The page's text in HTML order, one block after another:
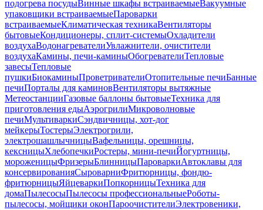
подогрева посудыВинные шкафы встраиваемыеВакуумные
упаковщики встраиваемыеПароварки
встраиваемыеКлиматическая техникаВентиляторы
бытовыеКондиционеры, сплит-системыОхладители
воздухаВодонагревателиУвлажнители, очистители
воздухаКамины, печи-каминыОбогревателиТепловые
завесыТепловые
пушкиБиокаминыПроветривателиОтопительные печиБанные
печиПорталы для каминовВентиляторы вытяжные
МетеостанцииГазовые баллоны бытовыеТехника для
приготовления едыАэрогрилиМикроволновые
печиМультиваркиСэндвичницы, хот-дог
мейкерыТостерыЭлектрогрили,
электрошашлычницыВафельницы, орешницы,
кексницыХлебопечкиРостеры, мини-печиЙогуртницы,
мороженицыФризерыБлинницыПароваркиАвтоклавы для
консервированияСыроварниФритюрницы, фондю-
фритюрницыЯйцеваркиПопкорницыТехника для
домаПылесосыПылесосы профессиональныеРоботы-
пылесосы, мойщики оконПароочистителиЭлектровеники,